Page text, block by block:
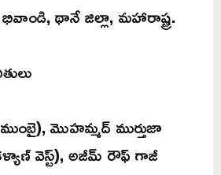
థానే జిల్లా, మహారాష్ట్ర.
మొహమ్మద్ ముర్తుజా
వెస్ట్), అజీమ్ రౌఫ్ గాజీ